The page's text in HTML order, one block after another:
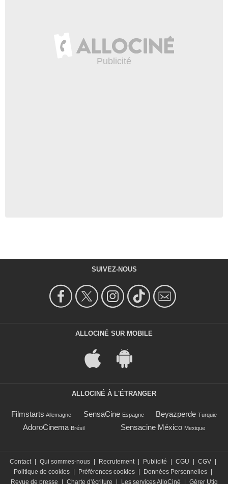
SUIVEZ-NOUS
ALLOCINÉ SUR MOBILE
ALLOCINÉ À L'ÉTRANGER
Filmstarts Allemagne SensaCine Espagne Beyazperde Turquie
AdoroCinema Brésil Sensacine México Mexique
Contact Qui sommes-nous Recrutement Publicité CGU CGV
Politique de cookies
Préférences cookies Données Personnelles
Revue de presse
Charte d'écriture Les services AlloCiné Gérer Utiq